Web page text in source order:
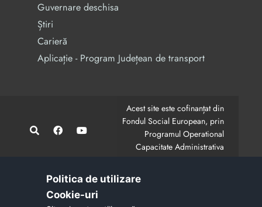
Guvernare deschisa
Știri
Carieră
Aplicație - Program Județean de transport
Acest site este cofinanțat din
Fondul Social European, prin
Programul Operational
Capacitate Administrativa
CodMySmis/Sipoca: 128880/652;
Conținutul acestui site web nu reprezintă în mod
Politica de utilizare
Cookie-uri‎